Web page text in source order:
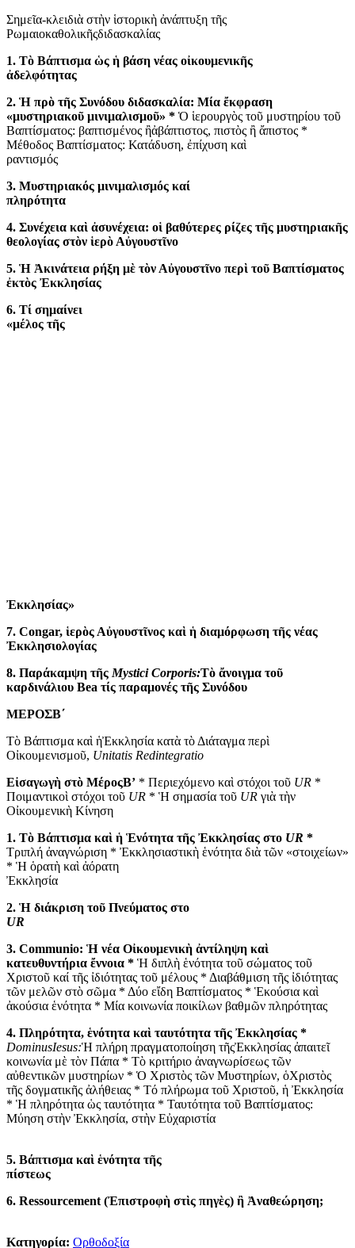
Σημεῖα-κλειδιὰ στὴν ἱστορικὴ ἀνάπτυξη τῆς
Ρωμαιοκαθολικῆςδιδασκαλίας
1. Τὸ Βάπτισμα ὡς ἡ βάση νέας οἰκουμενικῆς
ἀδελφότητας
2. Ἡ πρὸ τῆς Συνόδου διδασκαλία: Μία ἔκφραση
«μυστηριακοῦ μινιμαλισμοῦ» * Ὁ ἱερουργὸς τοῦ μυστηρίου τοῦ
Βαπτίσματος: βαπτισμένος ἢἀβάπτιστος, πιστὸς ἢ ἄπιστος *
Μέθοδος Βαπτίσματος: Κατάδυση, ἐπίχυση καὶ
ραντισμός
3. Μυστηριακός μινιμαλισμός καί
πληρότητα
4. Συνέχεια καὶ ἀσυνέχεια: οἱ βαθύτερες ρίζες τῆς μυστηριακῆς
θεολογίας στὸν ἱερὸ Αὐγουστῖνο
5. Ἡ Ἀκινάτεια ρήξη μὲ τὸν Αὐγουστῖνο περὶ τοῦ Βαπτίσματος
ἐκτὸς Ἐκκλησίας
6. Τί σημαίνει
«μέλος τῆς
Ἐκκλησίας»
7. Congar, ἱερὸς Αὐγουστῖνος καὶ ἡ διαμόρφωση τῆς νέας
Ἐκκλησιολογίας
8. Παράκαμψη τῆς Mystici Corporis:Τὸ ἄνοιγμα τοῦ
καρδινάλιου Bea τίς παραμονές τῆς Συνόδου
ΜΕΡΟΣΒ΄
Τὸ Βάπτισμα καὶ ἡἘκκλησία κατὰ τὸ Διάταγμα περὶ
Οἰκουμενισμοῦ, Unitatis Redintegratio
Εἰσαγωγὴ στὸ ΜέροςΒ’ * Περιεχόμενο καὶ στόχοι τοῦ UR *
Ποιμαντικοὶ στόχοι τοῦ UR * Ἡ σημασία τοῦ UR γιὰ τὴν
Οἰκουμενικὴ Κίνηση
1. Τὸ Βάπτισμα καὶ ἡ Ἑνότητα τῆς Ἐκκλησίας στο UR *
Τριπλή ἀναγνώριση * Ἐκκλησιαστικὴ ἑνότητα διὰ τῶν «στοιχείων»
* Ἡ ὁρατὴ καὶ ἀόρατη
Ἐκκλησία
2. Ἡ διάκριση τοῦ Πνεύματος στο
UR
3. Communio: Ἡ νέα Οἰκουμενικὴ ἀντίληψη καὶ
κατευθυντήρια ἔννοια * Ἡ διπλὴ ἑνότητα τοῦ σώματος τοῦ
Χριστοῦ καί τῆς ἰδιότητας τοῦ μέλους * Διαβάθμιση τῆς ἰδιότητας
τῶν μελῶν στὸ σῶμα * Δύο εἴδη Βαπτίσματος * Ἑκούσια καὶ
ἀκούσια ἑνότητα * Μία κοινωνία ποικίλων βαθμῶν πληρότητας
4. Πληρότητα, ἑνότητα καὶ ταυτότητα τῆς Ἐκκλησίας *
DominusIesus:Ἡ πλήρη πραγματοποίηση τῆςἘκκλησίας ἀπαιτεῖ
κοινωνία μὲ τὸν Πάπα * Τὸ κριτήριο ἀναγνωρίσεως τῶν
αὐθεντικῶν μυστηρίων * Ὁ Χριστὸς τῶν Mυστηρίων, ὁΧριστὸς
τῆς δογματικῆς ἀλήθειας * Tό πλήρωμα τοῦ Χριστοῦ, ἡ Ἐκκλησία
* Ἡ πληρότητα ὡς ταυτότητα * Ταυτότητα τοῦ Βαπτίσματος:
Μύηση στὴν Ἐκκλησία, στὴν Εὐχαριστία
5. Βάπτισμα καὶ ἑνότητα τῆς
πίστεως
6. Ressourcement (Ἐπιστροφὴ στὶς πηγὲς) ἢ Ἀναθεώρηση;
Κατηγορία: Ορθοδοξία